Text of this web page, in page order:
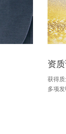
资
获得
多项